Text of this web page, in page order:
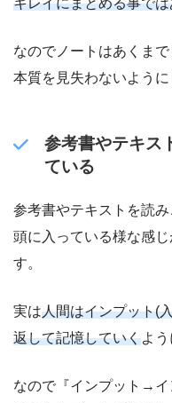
キレイにまとめる事で
なのでノートはあくま
本質を見失わないように
参考書やテキス
ている
参考書やテキストを読
頭に入っている様な感
す。
実は人間はインプット(
返して記憶していくよ
なので『インプット→